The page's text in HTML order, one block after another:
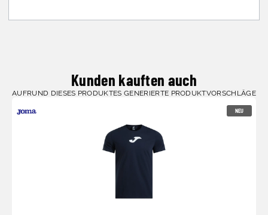
Kunden kauften auch
AUFRUND DIESES PRODUKTES GENERIERTE PRODUKTVORSCHLÄGE
NEU